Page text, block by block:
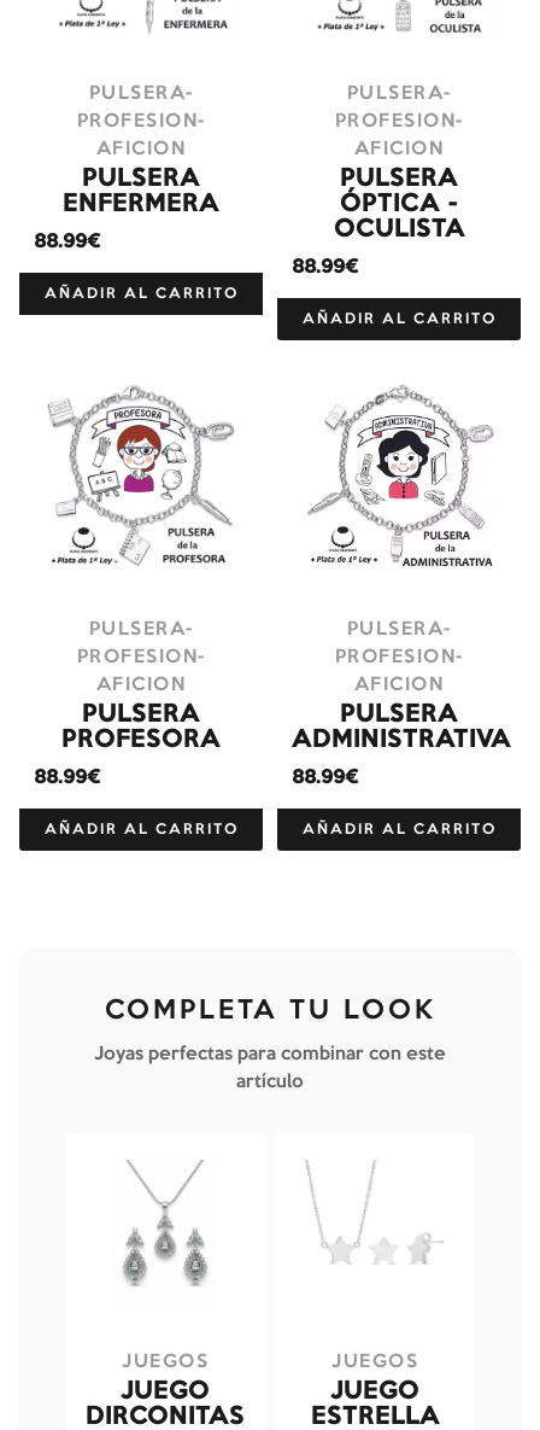
PULSERA-
PROFESION-
AFICION
PULSERA
ENFERMERA
88.99€
AÑADIR AL CARRITO
PULSERA-
PROFESION-
AFICION
PULSERA
ÓPTICA -
OCULISTA
88.99€
AÑADIR AL CARRITO
PULSERA-
PROFESION-
AFICION
PULSERA
PROFESORA
88.99€
AÑADIR AL CARRITO
PULSERA-
PROFESION-
AFICION
PULSERA
ADMINISTRATIVA
88.99€
AÑADIR AL CARRITO
COMPLETA TU LOOK
Joyas perfectas para combinar con este
artículo
JUEGOS
JUEGO
DIRCONITAS
JUEGOS
JUEGO
ESTRELLA